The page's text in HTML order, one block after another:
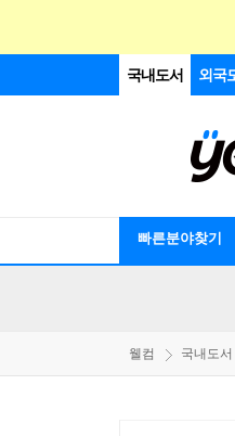
국내도서 외국
빠른분야찾기
웰컴 국내도서